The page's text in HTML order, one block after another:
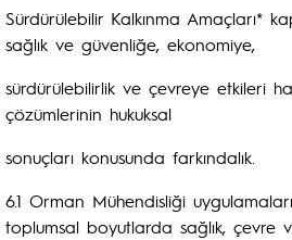
Sürdürülebilir Kalkınma Amaçları*
sağlık ve güvenliğe, ekonomiye,
sürdürülebilirlik ve çevreye etkileri
çözümlerinin hukuksal
sonuçları konusunda farkındalık.
6.1 Orman Mühendisliği
toplumsal boyutlarda sağlık, çevre